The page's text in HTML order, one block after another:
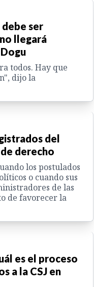
debe ser
llegará
todos. Hay que
dijo la
del
derecho
los postulados
o cuando sus
de las
de favorecer la
es el proceso
a la CSJ en